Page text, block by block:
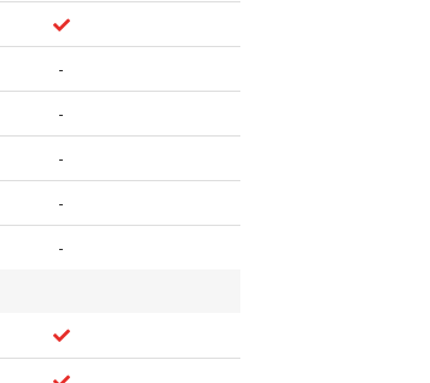
-
-
-
-
-